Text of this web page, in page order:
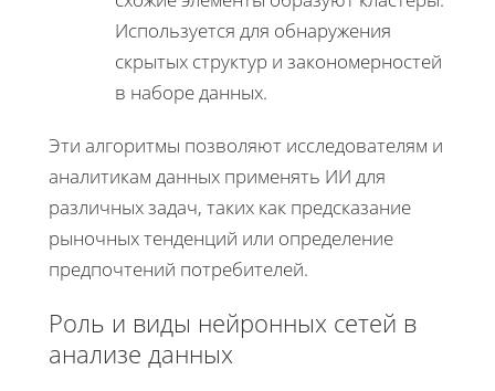
Используется для обнаружения
скрытых структур и закономерностей
в наборе данных.
Эти алгоритмы позволяют исследователям и
аналитикам данных применять ИИ для
различных задач, таких как предсказание
рыночных тенденций или определение
предпочтений потребителей.
Роль и виды нейронных сетей в
анализе данных